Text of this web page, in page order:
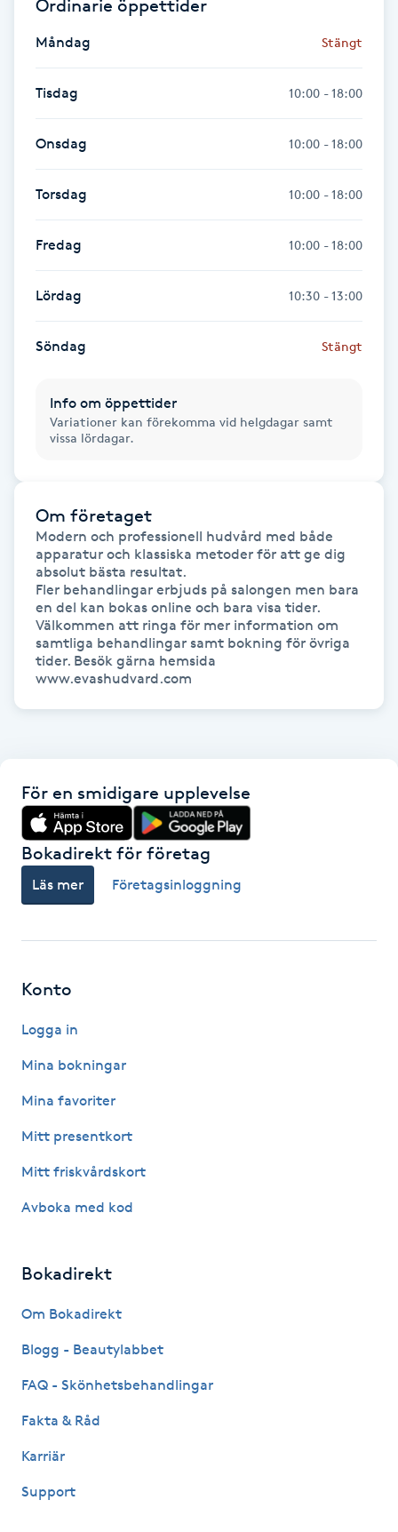
Gravidyoga
Gruppträning
Hatha Yoga
Healing
Herrklippning
HIFU
Hot yoga
Hudföryngring
Huduppstramning
Hudvård
Hyaluronsyra
Hypnos
Hårborttagning
Hälsa
Hälsprickor
Idrottsmassage
Ordinarie öppettider
Måndag Stängt
Tisdag 10:00 - 18:00
Onsdag 10:00 - 18:00
Torsdag 10:00 - 18:00
Fredag 10:00 - 18:00
Lördag 10:30 - 13:00
Söndag Stängt
Info om öppettider
Variationer kan förekomma vid helgdagar samt
vissa lördagar.
Om företaget
Modern och professionell hudvård med både
apparatur och klassiska metoder för att ge dig
absolut bästa resultat.
Fler behandlingar erbjuds på salongen men bara
en del kan bokas online och bara visa tider.
Välkommen att ringa för mer information om
samtliga behandlingar samt bokning för övriga
tider. Besök gärna hemsida
www.evashudvard.com
För en smidigare upplevelse
Bokadirekt för företag
Läs mer Företagsinloggning
Konto
Logga in
Mina bokningar
Mina favoriter
Mitt presentkort
Mitt friskvårdskort
Avboka med kod
Bokadirekt
Om Bokadirekt
Blogg - Beautylabbet
FAQ - Skönhetsbehandlingar
Fakta & Råd
Karriär
Support